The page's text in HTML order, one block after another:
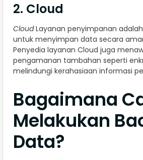
2. Cloud
CloudLayanan penyimpanan
untuk menyimpan data secara
Penyedia layanan Cloud juga
pengamanan tambahan seperti
melindungi kerahasiaan informasi
Bagaimana
Melakukan
Data?